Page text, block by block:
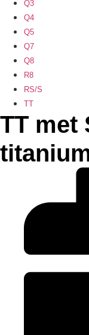
Q3
Q4
Q5
Q7
Q8
R8
RS/S
TT
TT met